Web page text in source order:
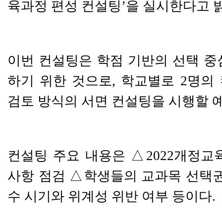
육과정 편성 컨설팅 ’을 실시한다고
이번 컨설팅은 학점 기반의 선택
하기 위한 것으로, 학교별로 2명의
검토 방식의 서면 컨설팅을 시행할
컨설팅 주요 내용은 △ 2022개정교
사항 점검 △ 학생들의 교과목 선택
수 시기와 위계성 위반 여부 등이다.